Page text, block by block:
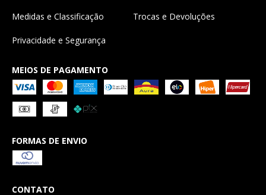
Medidas e Classificação Trocas e Devoluções
Privacidade e Segurança
MEIOS DE PAGAMENTO
FORMAS DE ENVIO
CONTATO